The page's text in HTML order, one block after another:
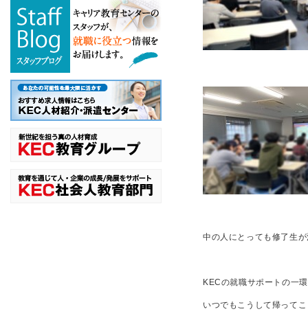
中の人にとっても修了生
KECの就職サポートの一
いつでもこうして帰って